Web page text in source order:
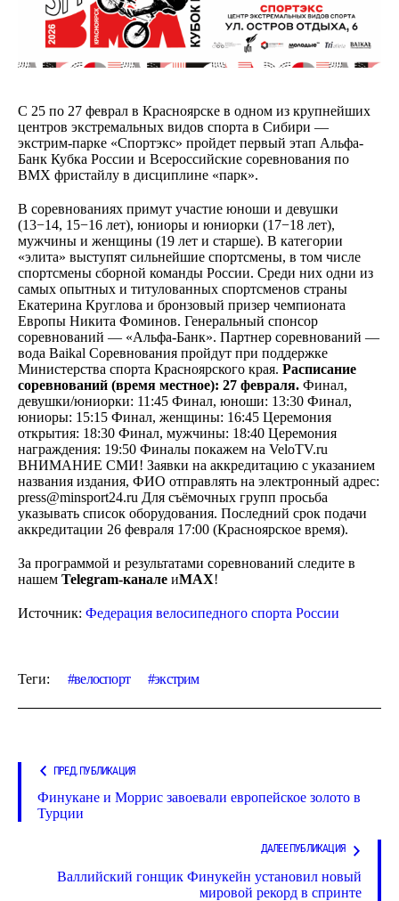
С 25 по 27 феврал в Красноярске в одном из крупнейших
центров экстремальных видов спорта в Сибири —
экстрим-парке «Спортэкс» пройдет первый этап Альфа-
Банк Кубка России и Всероссийские соревнования по
BMX фристайлу в дисциплине «парк».
В соревнованиях примут участие юноши и девушки
(13−14, 15−16 лет), юниоры и юниорки (17−18 лет),
мужчины и женщины (19 лет и старше). В категории
«элита» выступят сильнейшие спортсмены, в том числе
спортсмены сборной команды России. Среди них одни из
самых опытных и титулованных спортсменов страны
Екатерина Круглова и бронзовый призер чемпионата
Европы Никита Фоминов. Генеральный спонсор
соревнований — «Альфа-Банк». Партнер соревнований —
вода Baikal Cоревнования пройдут при поддержке
Министерства спорта Красноярского края. Расписание
соревнований (время местное): 27 февраля. Финал,
девушки/юниорки: 11:45 Финал, юноши: 13:30 Финал,
юниоры: 15:15 Финал, женщины: 16:45 Церемония
открытия: 18:30 Финал, мужчины: 18:40 Церемония
награждения: 19:50 Финалы покажем на VeloTV.ru
ВНИМАНИЕ СМИ! Заявки на аккредитацию с указанием
названия издания, ФИО отправлять на электронный адрес:
press@minsport24.ru Для съёмочных групп просьба
указывать список оборудования. Последний срок подачи
аккредитации 26 февраля 17:00 (Красноярское время).
За программой и результатами соревнований следите в
нашем Telegram-канале иМАХ!
Источник: Федерация велосипедного спорта России
Теги: велоспорт экстрим
ПРЕД. ПУБЛИКАЦИЯ
Финукане и Моррис завоевали европейское золото в
Турции
ДАЛЕЕ ПУБЛИКАЦИЯ
Валлийский гонщик Финукейн установил новый
мировой рекорд в спринте